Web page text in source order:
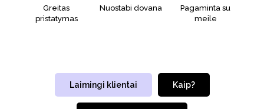
Greitas
pristatymas
Nuostabi dovana
Pagaminta su
meile
Laimingi klientai Kaip?